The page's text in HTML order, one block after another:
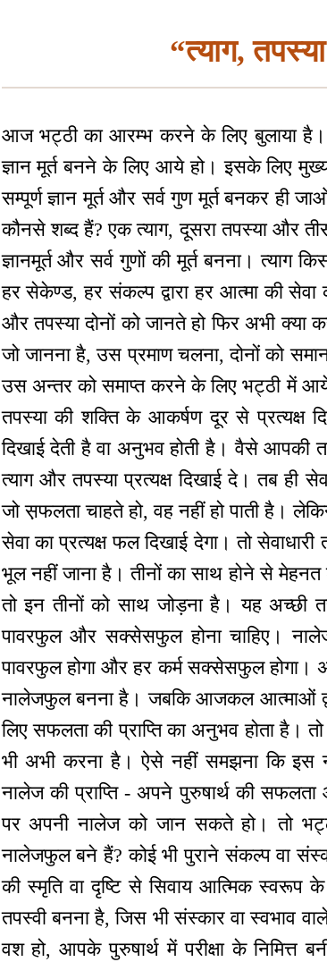
“त्याग,
आज भट्ठी का आरम्भ करने के लिए बुलाया है।
ज्ञान मूर्त बनने के लिए आये हो। इसके लिए
सम्पूर्ण ज्ञान मूर्त और सर्व गुण मूर्त बनकर ही
कौनसे शब्द हैं? एक त्याग, दूसरा तपस्या और
ज्ञानमूर्त और सर्व गुणों की मूर्त बनना। त्याग
हर सेकेण्ड, हर संकल्प द्वारा हर आत्मा की
और तपस्या दोनों को जानते हो फिर अभी
जो जानना है, उस प्रमाण चलना, दोनों को
उस अन्तर को समाप्त करने के लिए भट्ठी में आये
तपस्या की शक्ति के आकर्षण दूर से प्रत्यक्ष
दिखाई देती है वा अनुभव होती है। वैसे
त्याग और तपस्या प्रत्यक्ष दिखाई दे। तब ही
जो स़फलता चाहते हो, वह नहीं हो पाती है।
सेवा का प्रत्यक्ष फल दिखाई देगा। तो
भूल नहीं जाना है। तीनों का साथ होने से
तो इन तीनों को साथ जोड़ना है। यह
पावरफुल और सक्सेसफुल होना चाहिए।
पावरफुल होगा और हर कर्म सक्सेसफुल होगा।
नालेजफुल बनना है। जबकि आजकल आत्माओं
लिए सफलता की प्राप्ति का अनुभव होता है। तो
भी अभी करना है। ऐसे नहीं समझना कि इस
नालेज की प्राप्ति - अपने पुरुषार्थ की
पर अपनी नालेज को जान सकते हो। तो
नालेजफुल बने हैं? कोई भी पुराने संकल्प वा
की स्मृति वा दृष्टि से सिवाय आत्मिक
तपस्वी बनना है, जिस भी संस्कार वा स्वभाव
वश हो, आपके पुरुषार्थ में परीक्षा के निमित्त